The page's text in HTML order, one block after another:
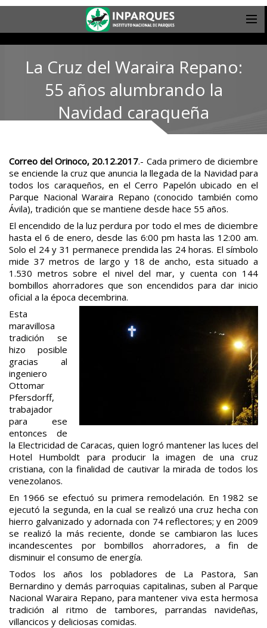
La Cruz del Waraira Repano:
55 años alumbrando la
Navidad caraqueña
Correo del Orinoco, 20.12.2017.- Cada primero de diciembre
se enciende la cruz que anuncia la llegada de la Navidad para
todos los caraqueños, en el Cerro Papelón ubicado en el
Parque Nacional Waraira Repano (conocido también como
Ávila), tradición que se mantiene desde hace 55 años.
El encendido de la luz perdura por todo el mes de diciembre
hasta el 6 de enero, desde las 6:00 pm hasta las 12:00 am.
Solo el 24 y 31 permanece prendida las 24 horas. El símbolo
mide 37 metros de largo y 18 de ancho, esta situado a
1.530 metros sobre el nivel del mar, y cuenta con 144
bombillos ahorradores que son encendidos para dar inicio
oficial a la época decembrina.
Esta
maravillosa
tradición se
hizo posible
gracias al
ingeniero
Ottomar
Pfersdorff,
trabajador
para ese
entonces de
la Electricidad de Caracas, quien logró mantener las luces del
Hotel Humboldt para producir la imagen de una cruz
cristiana, con la finalidad de cautivar la mirada de todos los
venezolanos.
En 1966 se efectuó su primera remodelación. En 1982 se
ejecutó la segunda, en la cual se realizó una cruz hecha con
hierro galvanizado y adornada con 74 reflectores; y en 2009
se realizó la más reciente, donde se cambiaron las luces
incandescentes por bombillos ahorradores, a fin de
disminuir el consumo de energía.
Todos los años los pobladores de La Pastora, San
Bernardino y demás parroquias capitalinas, suben al Parque
Nacional Waraira Repano, para mantener viva esta hermosa
tradición al ritmo de tambores, parrandas navideñas,
villancicos y deliciosas comidas.